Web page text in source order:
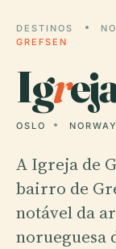
DESTINOS
GREFSEN
Igr
OSLO NORWAY
A Igreja de
bairro de
notável da
norueguesa